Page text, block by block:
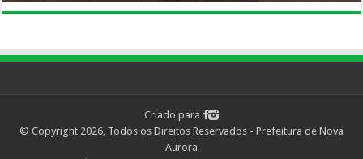
Criado para
© Copyright 2026, Todos os Direitos Reservados - Prefeitura de Nova
Aurora